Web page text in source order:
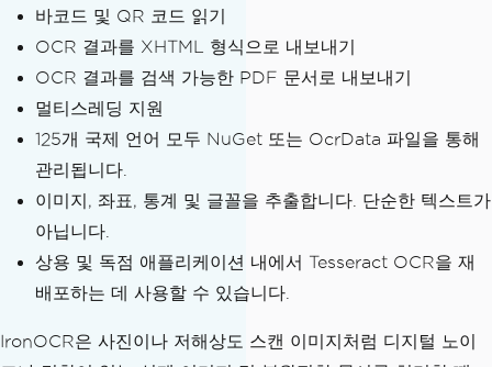
바코드 및 QR 코드 읽기
OCR 결과를 XHTML 형식으로 내보내기
OCR 결과를 검색 가능한 PDF 문서로 내보내기
멀티스레딩 지원
125개 국제 언어 모두 NuGet 또는 OcrData 파일을 통해
관리됩니다.
이미지, 좌표, 통계 및 글꼴을 추출합니다. 단순한 텍스트가
아닙니다.
상용 및 독점 애플리케이션 내에서 Tesseract OCR을 재
배포하는 데 사용할 수 있습니다.
IronOCR은 사진이나 저해상도 스캔 이미지처럼 디지털 노이